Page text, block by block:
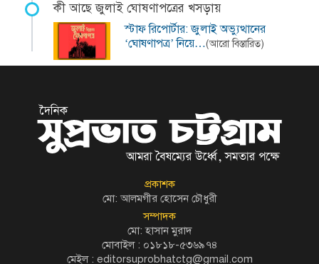
কী আছে জুলাই ঘোষণাপত্রের খসড়ায়
স্টাফ রিপোর্টার: জুলাই অভ্যুত্থানের
‘ঘোষণাপত্র’ নিয়ে…(আরো বিস্তারিত)
প্রকাশক
মো: আলমগীর হোসেন চৌধুরী
সম্পাদক
মো: হাসান মুরাদ
মোবাইল : ০১৮১৮-৫৩৬৯৭৪
মেইল : editorsuprobhatctg@gmail.com